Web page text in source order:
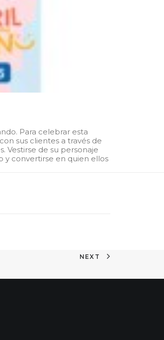
Para celebrar esta
sus clientes a través de
Vestirse de su personaje
y convertirse en quien ellos
NEXT